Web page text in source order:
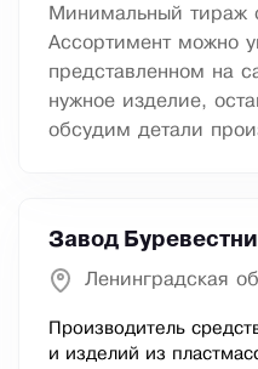
Минимальный тираж
Ассортимент можно
представленном на
нужное изделие,
обсудим детали
Завод
Ленинградская
Производитель
и изделий из